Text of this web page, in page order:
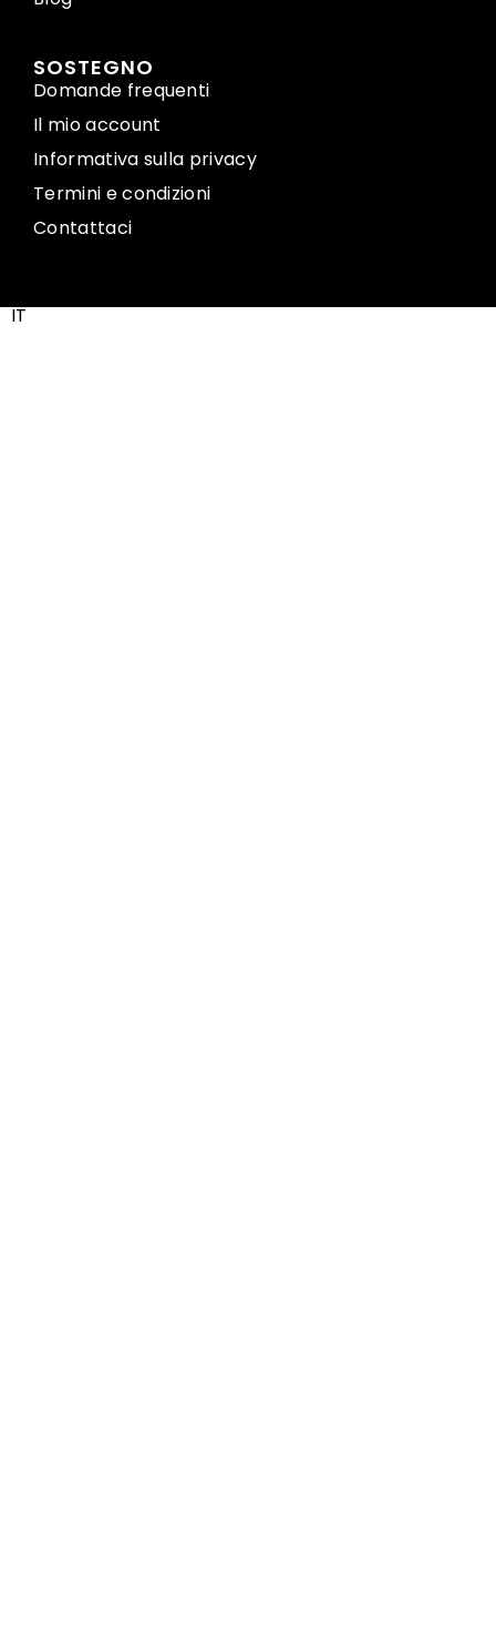
SOSTEGNO
Domande frequenti
Il mio account
Informativa sulla privacy
Termini e condizioni
Contattaci
IT